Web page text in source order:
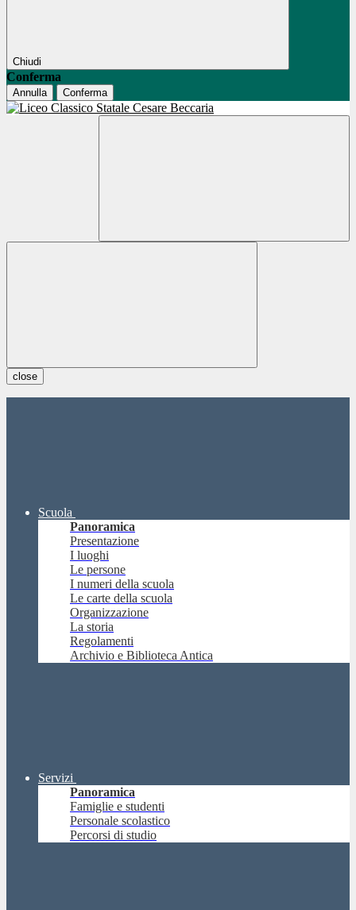
Chiudi
Conferma
Annulla Conferma
close
Scuola
Panoramica
Presentazione
I luoghi
Le persone
I numeri della scuola
Le carte della scuola
Organizzazione
La storia
Regolamenti
Archivio e Biblioteca Antica
Servizi
Panoramica
Famiglie e studenti
Personale scolastico
Percorsi di studio